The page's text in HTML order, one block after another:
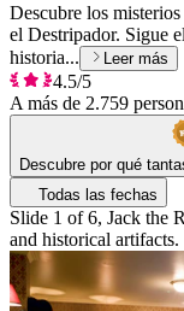
Descubre los
el Destripador. Sigue
historia...
Leer más
4.5/5
A más de 2.759
Descubre por qué
Todas las fechas
Slide 1 of 6, Jack the
and historical artifacts.